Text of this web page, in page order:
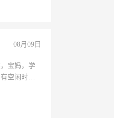
08月09日
宝妈，学
空闲时
没问题！